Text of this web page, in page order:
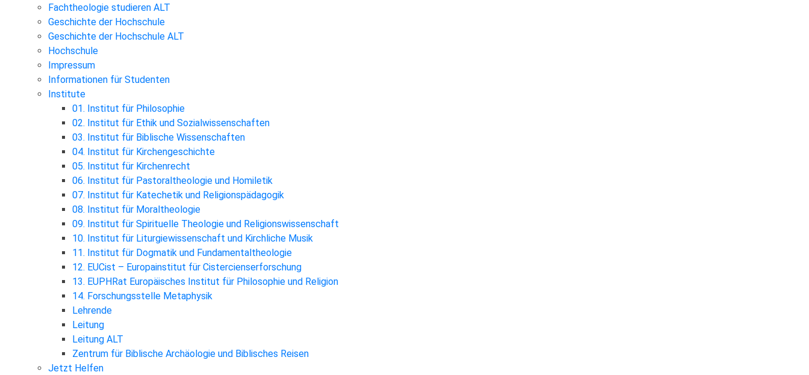
Fachtheologie studieren ALT
Geschichte der Hochschule
Geschichte der Hochschule ALT
Hochschule
Impressum
Informationen für Studenten
Institute
01. Institut für Philosophie
02. Institut für Ethik und Sozialwissenschaften
03. Institut für Biblische Wissenschaften
04. Institut für Kirchengeschichte
05. Institut für Kirchenrecht
06. Institut für Pastoraltheologie und Homiletik
07. Institut für Katechetik und Religionspädagogik
08. Institut für Moraltheologie
09. Institut für Spirituelle Theologie und Religionswissenschaft
10. Institut für Liturgiewissenschaft und Kirchliche Musik
11. Institut für Dogmatik und Fundamentaltheologie
12. EUCist – Europainstitut für Cistercienserforschung
13. EUPHRat Europäisches Institut für Philosophie und Religion
14. Forschungsstelle Metaphysik
Lehrende
Leitung
Leitung ALT
Zentrum für Biblische Archäologie und Biblisches Reisen
Jetzt Helfen